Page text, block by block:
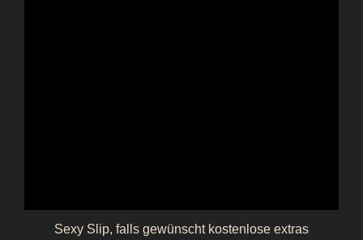
Sexy Slip, falls gewünscht kostenlose extras